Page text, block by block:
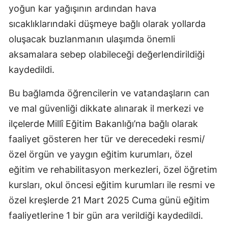
Hakkari
Hatay
Isparta
İstanbul
İzmir
Kars
Kastamonu
Kayseri
Kırklareli
Kırşehir
yoğun kar yağışının ardından hava
sıcaklıklarındaki düşmeye bağlı olarak yollarda
oluşacak buzlanmanın ulaşımda önemli
aksamalara sebep olabileceği değerlendirildiği
kaydedildi.
Bu bağlamda öğrencilerin ve vatandaşların can
ve mal güvenliği dikkate alınarak il merkezi ve
ilçelerde Millî Eğitim Bakanlığı’na bağlı olarak
faaliyet gösteren her tür ve derecedeki resmi/
özel örgün ve yaygın eğitim kurumları, özel
eğitim ve rehabilitasyon merkezleri, özel öğretim
kursları, okul öncesi eğitim kurumları ile resmi ve
özel kreşlerde 21 Mart 2025 Cuma günü eğitim
faaliyetlerine 1 bir gün ara verildiği kaydedildi.